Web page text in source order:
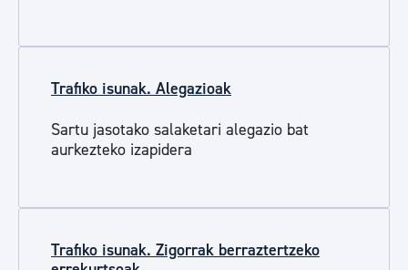
Trafiko isunak. Alegazioak
Sartu jasotako salaketari alegazio bat
aurkezteko izapidera
Trafiko isunak. Zigorrak berraztertzeko